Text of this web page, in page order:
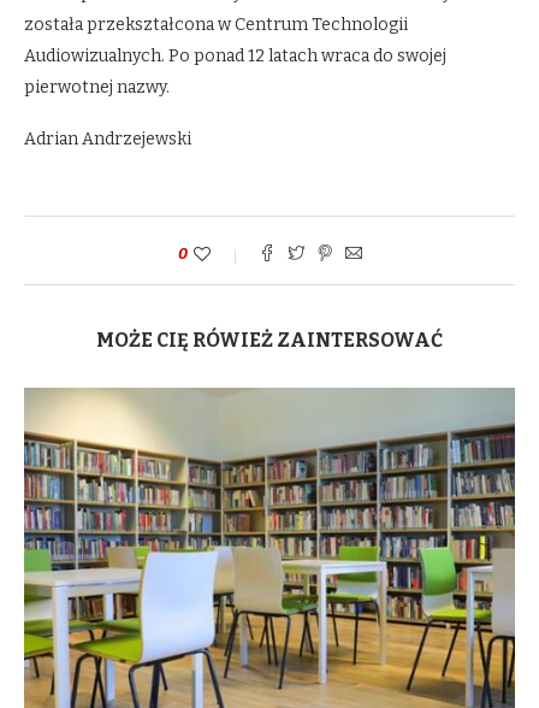
została przekształcona w Centrum Technologii
Audiowizualnych. Po ponad 12 latach wraca do swojej
pierwotnej nazwy.
Adrian Andrzejewski
0
MOŻE CIĘ RÓWIEŻ ZAINTERSOWAĆ